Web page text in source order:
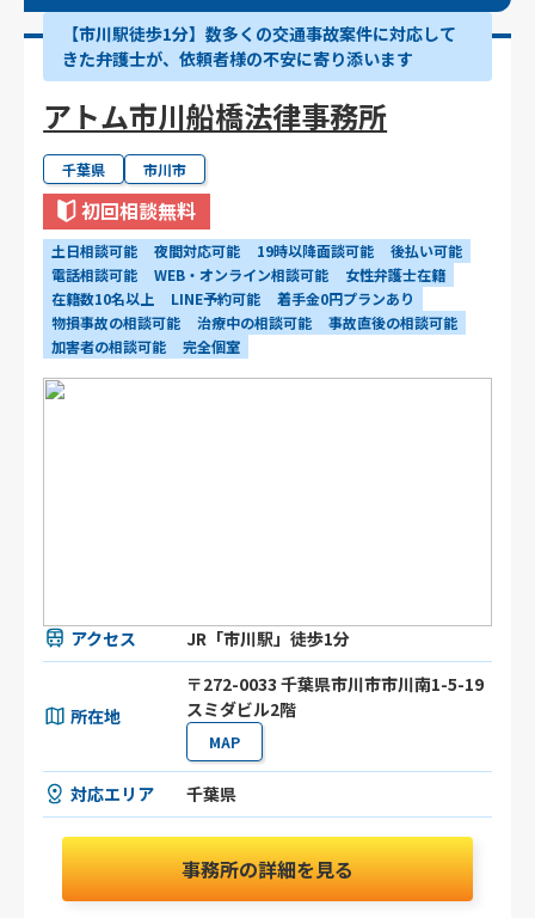
【市川駅徒歩1分】数多くの交通事故案件に対応して
きた弁護士が、依頼者様の不安に寄り添います
アトム市川船橋法律事務所
千葉県 市川市
初回相談無料
土日相談可能 夜間対応可能 19時以降面談可能
後払い可能
電話相談可能
WEB・オンライン相談可能
女性弁護士在籍
在籍数10名以上
LINE予約可能
着手金0円プランあり
物損事故の相談可能
治療中の相談可能
事故直後の相談可能
加害者の相談可能
完全個室
アクセス JR「市川駅」徒歩1分
所在地
〒272-0033 千葉県市川市市川南1-5-19
スミダビル2階
MAP
対応エリア 千葉県
事務所の詳細を見る